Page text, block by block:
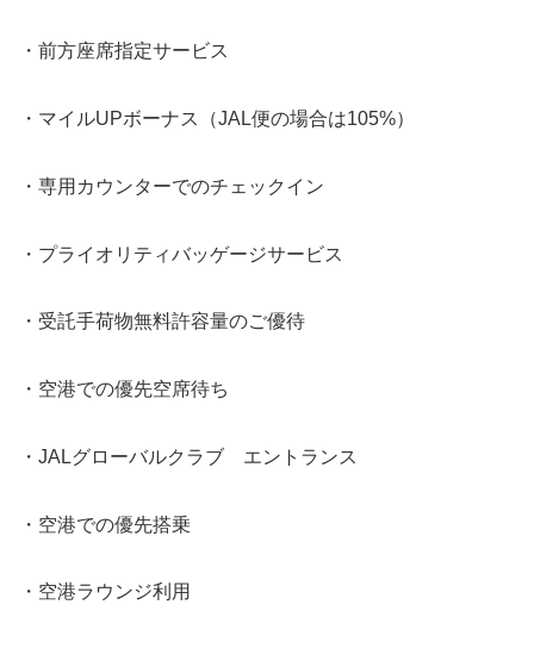
・前方座席指定サービス
・マイルUPボーナス（JAL便の場合は105%）
・専用カウンターでのチェックイン
・プライオリティバッゲージサービス
・受託手荷物無料許容量のご優待
・空港での優先空席待ち
・JALグローバルクラブ エントランス
・空港での優先搭乗
・空港ラウンジ利用